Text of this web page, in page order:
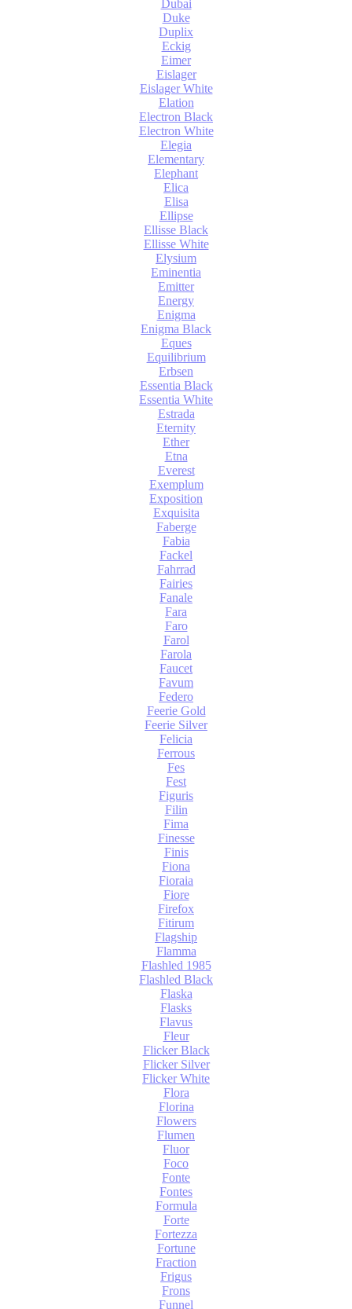
Dubai
Duke
Duplix
Eckig
Eimer
Eislager
Eislager White
Elation
Electron Black
Electron White
Elegia
Elementary
Elephant
Elica
Elisa
Ellipse
Ellisse Black
Ellisse White
Elysium
Eminentia
Emitter
Energy
Enigma
Enigma Black
Eques
Equilibrium
Erbsen
Essentia Black
Essentia White
Estrada
Eternity
Ether
Etna
Everest
Exemplum
Exposition
Exquisita
Faberge
Fabia
Fackel
Fahrrad
Fairies
Fanale
Fara
Faro
Farol
Farola
Faucet
Favum
Federo
Feerie Gold
Feerie Silver
Felicia
Ferrous
Fes
Fest
Figuris
Filin
Fima
Finesse
Finis
Fiona
Fioraia
Fiore
Firefox
Fitirum
Flagship
Flamma
Flashled 1985
Flashled Black
Flaska
Flasks
Flavus
Fleur
Flicker Black
Flicker Silver
Flicker White
Flora
Florina
Flowers
Flumen
Fluor
Foco
Fonte
Fontes
Formula
Forte
Fortezza
Fortune
Fraction
Frigus
Frons
Funnel